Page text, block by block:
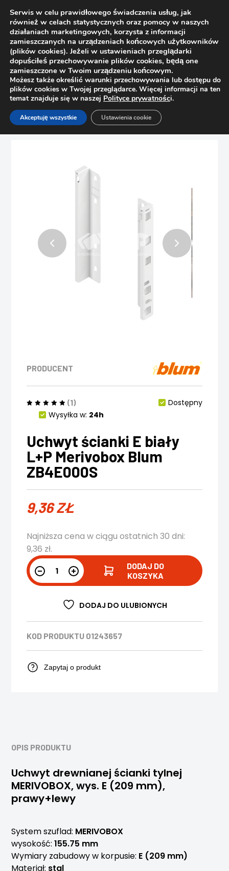
Strona główna Sklep
Szuflady
Uchwyt ścianki E biały L+P Merivobox Blum ZB4E000S
PRODUCENT
(1)
Dostępny
Wysyłka w: 24h
Uchwyt ścianki E biały
L+P Merivobox Blum
ZB4E000S
9,36ZŁ
Najniższa cena w ciągu ostatnich 30 dni:
9,36 zł.
DODAJ DO
KOSZYKA
DODAJ DO ULUBIONYCH
KOD PRODUKTU 01243657
Zapytaj o produkt
OPIS PRODUKTU
Uchwyt drewnianej ścianki tylnej
MERIVOBOX, wys. E (209 mm),
prawy+lewy
System szuflad: MERIVOBOX
wysokość:155.75 mm
Wymiary zabudowy w korpusie: E (209 mm)
Materiał: stal
Serwis w celu prawidłowego świadczenia usług, jak
również w celach statystycznych oraz pomocy w naszych
działaniach marketingowych, korzysta z informacji
zamieszczanych na urządzeniach końcowych użytkowników
(plików cookies). Jeżeli w ustawieniach przeglądarki
dopuściłeś przechowywanie plików cookies, będą one
zamieszczone w Twoim urządzeniu końcowym.
Możesz także określić warunki przechowywania lub dostępu do
plików cookies w Twojej przeglądarce. Więcej informacji na ten
temat znajduje się w naszej Polityce prywatności.
Akceptuję wszystkie Ustawienia cookie